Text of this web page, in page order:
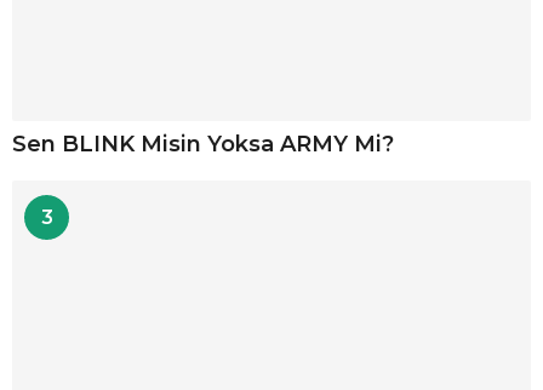
Sen BLINK Misin Yoksa ARMY Mi?
3